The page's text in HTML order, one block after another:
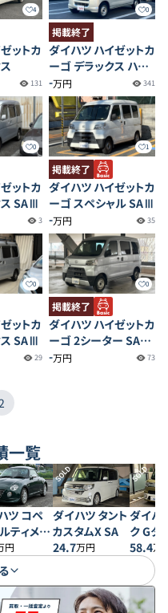
4
ットカ
131
0
掲載終了
ダイハツ ハイゼットカ
ーゴ デラックス ハイ
ルーフ
-万円 341
0
ットカ
ス SAⅢ
3
1
掲載終了
ダイハツ ハイゼットカ
ーゴ スペシャル SAⅢ
-万円 35
0
ットカ
ス SAⅢ
29
0
掲載終了
ダイハツ ハイゼットカ
ーゴ 2シーター SAⅢ
ハイルーフ
-万円 73
2
一覧
ツ コペ
ティメッ
ィション2
円
SOLD
ダイハツ タント
カスタムX SA
24.7万円
SOLD
ダイハ
ク Gタ
SAIII
58.4万